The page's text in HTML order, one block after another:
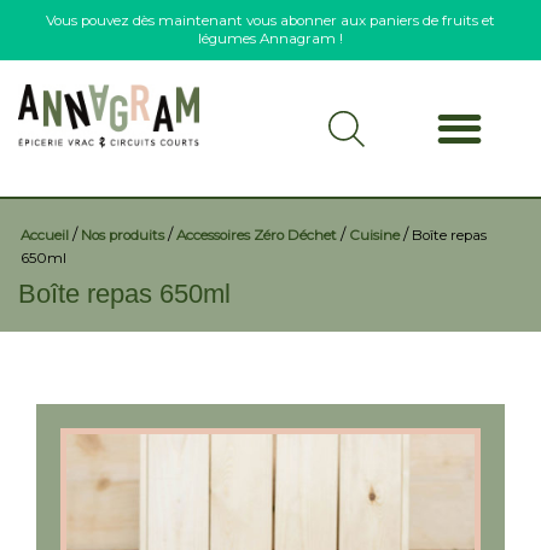
Accueil / Nos produits/Accessoires Zéro Déchet / Cuisine/ Boîte repas
650ml
Boîte repas 650ml
Vous pouvez dès maintenant vous abonner aux paniers de fruits et
légumes Annagram !